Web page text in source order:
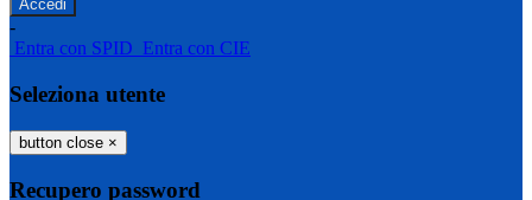
-
Entra con SPID Entra con CIE
Seleziona utente
button close ×
Recupero password